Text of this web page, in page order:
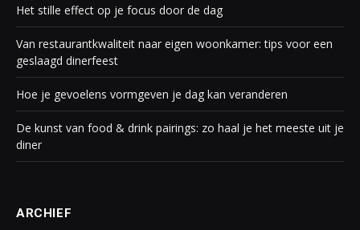
Het stille effect op je focus door de dag
Van restaurantkwaliteit naar eigen woonkamer: tips voor een
geslaagd dinerfeest
Hoe je gevoelens vormgeven je dag kan veranderen
De kunst van food & drink pairings: zo haal je het meeste uit je
diner
ARCHIEF